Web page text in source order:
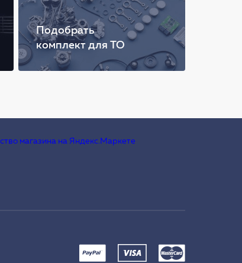
Подобрать
комплект для ТО